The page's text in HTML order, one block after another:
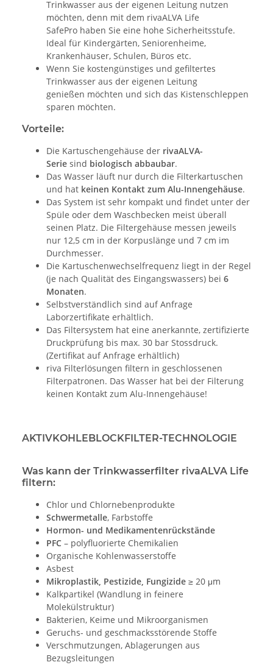
Trinkwasser aus der eigenen Leitung nutzen
möchten, denn mit dem rivaALVA Life
SafePro haben Sie eine hohe Sicherheitsstufe.
Ideal für Kindergärten, Seniorenheime,
Krankenhäuser, Schulen, Büros etc.
Wenn Sie kostengünstiges und gefiltertes
Trinkwasser aus der eigenen Leitung
genießen möchten und sich das Kistenschleppen
sparen möchten.
Vorteile:
Die Kartuschengehäuse der rivaALVA-
Serie sind biologisch abbaubar.
Das Wasser läuft nur durch die Filterkartuschen
und hat keinen Kontakt zum Alu-Innengehäuse.
Das System ist sehr kompakt und findet unter der
Spüle oder dem Waschbecken meist überall
seinen Platz. Die Filtergehäuse messen jeweils
nur 12,5 cm in der Korpuslänge und 7 cm im
Durchmesser.
Die Kartuschenwechselfrequenz liegt in der Regel
(je nach Qualität des Eingangswassers) bei 6
Monaten.
Selbstverständlich sind auf Anfrage
Laborzertifikate erhältlich.
Das Filtersystem hat eine anerkannte, zertifizierte
Druckprüfung bis max. 30 bar Stossdruck.
(Zertifikat auf Anfrage erhältlich)
riva Filterlösungen filtern in geschlossenen
Filterpatronen. Das Wasser hat bei der Filterung
keinen Kontakt zum Alu-Innengehäuse!
AKTIVKOHLEBLOCKFILTER-TECHNOLOGIE
Was kann der Trinkwasserfilter rivaALVA Life
filtern:
Chlor und Chlornebenprodukte
Schwermetalle, Farbstoffe
Hormon- und Medikamentenrückstände
PFC – polyfluorierte Chemikalien
Organische Kohlenwasserstoffe
Asbest
Mikroplastik, Pestizide, Fungizide ≥ 20 μm
Kalkpartikel (Wandlung in feinere
Molekülstruktur)
Bakterien, Keime und Mikroorganismen
Geruchs- und geschmacksstörende Stoffe
Verschmutzungen, Ablagerungen aus
Bezugsleitungen